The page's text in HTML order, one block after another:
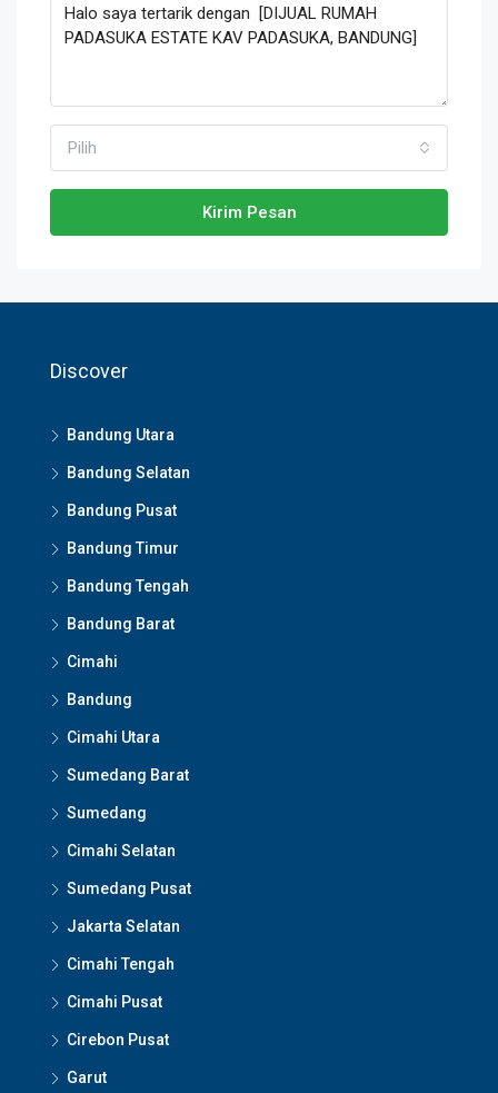
Pilih
Kirim Pesan
Discover
Bandung Utara
Bandung Selatan
Bandung Pusat
Bandung Timur
Bandung Tengah
Bandung Barat
Cimahi
Bandung
Cimahi Utara
Sumedang Barat
Sumedang
Cimahi Selatan
Sumedang Pusat
Jakarta Selatan
Cimahi Tengah
Cimahi Pusat
Cirebon Pusat
Garut